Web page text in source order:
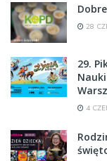
28
29.
4